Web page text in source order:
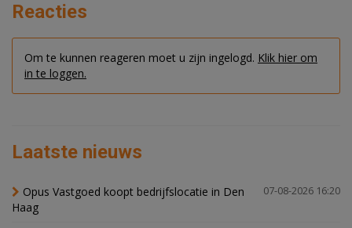
Reacties
Om te kunnen reageren moet u zijn ingelogd. Klik hier om
in te loggen.
Laatste nieuws
07-08-2026 16:20
Opus Vastgoed koopt bedrijfslocatie in Den
Haag